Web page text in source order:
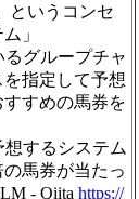
というコンセ
」
るグループチャ
指定して予想
すめの馬券を
するシステム
馬券が当たっ
- Qiita https://